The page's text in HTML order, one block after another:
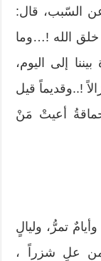
عن السّبب، قال:
خلق الله !‏…وما
إلى اليوم،
!..وقديماً قيل
أعيتْ مَنْ
تمرُّ، وليالٍ
من علٍ شزراً ،